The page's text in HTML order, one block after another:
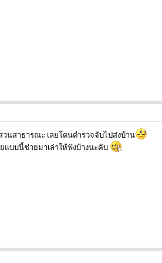
วนสาธารณะ เลยโดนตำรวจจับไปส่งบ้าน
แบบนี้ช่วยมาเล่าให้ฟังบ้างนะคับ